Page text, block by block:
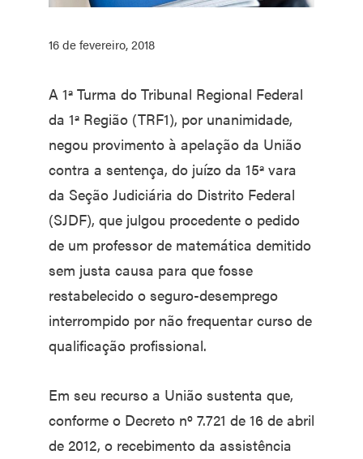
16 de fevereiro, 2018
A 1ª Turma do Tribunal Regional Federal
da 1ª Região (TRF1), por unanimidade,
negou provimento à apelação da União
contra a sentença, do juízo da 15ª vara
da Seção Judiciária do Distrito Federal
(SJDF), que julgou procedente o pedido
de um professor de matemática demitido
sem justa causa para que fosse
restabelecido o seguro-desemprego
interrompido por não frequentar curso de
qualificação profissional.
Em seu recurso a União sustenta que,
conforme o Decreto nº 7.721 de 16 de abril
de 2012, o recebimento da assistência